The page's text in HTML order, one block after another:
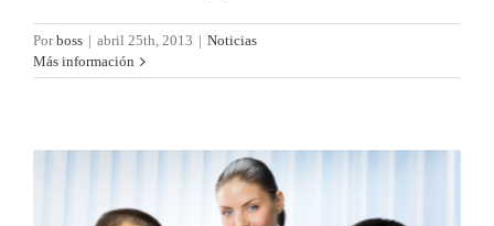
Porboss | abril 25th, 2013 | Noticias
Más información